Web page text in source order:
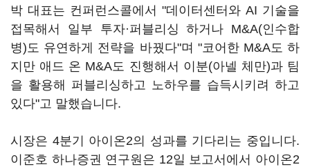
박 대표는 컨퍼런스콜에서 "데이터센터와 AI 기술을
접목해서 일부 투자·퍼블리싱 하거나 M&A(인수합
병)도 유연하게 전략을 바꿨다"며 "코어한 M&A도 하
지만 애드 온 M&A도 진행해서 이분(아넬 체만)과 팀
을 활용해 퍼블리싱하고 노하우를 습득시키려 하고
있다"고 말했습니다.
시장은 4분기 아이온2의 성과를 기다리는 중입니다.
이준호 하나증권 연구원은 12일 보고서에서 아이온2